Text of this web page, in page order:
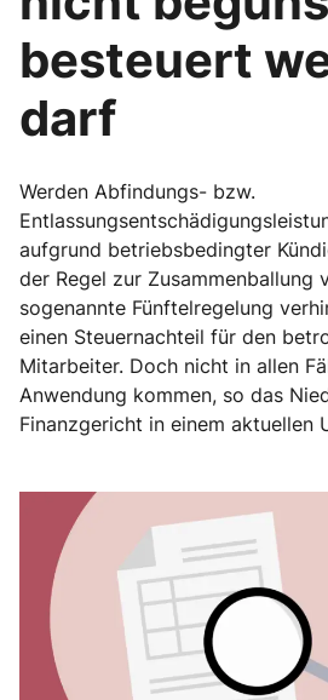
besteuert
darf
Werden Abfindungs- bzw.
aufgrund betriebsbedingter
der Regel zur Zusammenballung
sogenannte Fünftelregelung
einen Steuernachteil für den
Mitarbeiter. Doch nicht in allen
Anwendung kommen, so das
Finanzgericht in einem aktuellen